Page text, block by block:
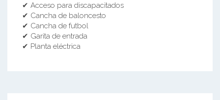
✔ Acceso para discapacitados
✔ Cancha de baloncesto
✔ Cancha de futbol
✔ Garita de entrada
✔ Planta eléctrica